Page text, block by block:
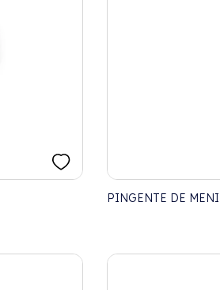
PINGENTE DE